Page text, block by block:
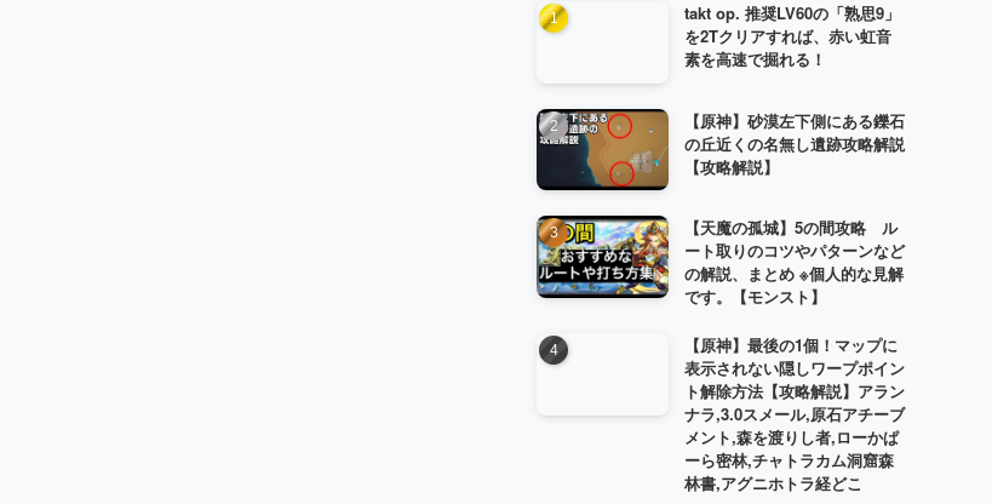
takt op. 推奨LV60の「熟思9」
を2Tクリアすれば、赤い虹音
素を高速で掘れる！
【原神】砂漠左下側にある鑠石
の丘近くの名無し遺跡攻略解説
【攻略解説】
【天魔の孤城】5の間攻略 ル
ート取りのコツやパターンなど
の解説、まとめ ※個人的な見解
です。【モンスト】
【原神】最後の1個！マップに
表示されない隠しワープポイン
ト解除方法【攻略解説】アラン
ナラ,3.0スメール,原石アチーブ
メント,森を渡りし者,ローかぱ
ーら密林,チャトラカム洞窟森
林書,アグニホトラ経どこ